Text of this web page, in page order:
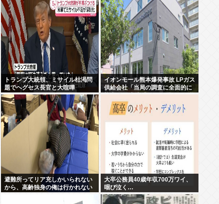
トランプ大統領、ミサイル枯渇問
題でヘグセス長官と大喧嘩
イオンモール熊本爆発事故 LPガス
供給会社「当局の調査に全面的に
協力」 経産省「LPガス爆発の可能
性が高いとする見解で一致」と発
表
避難所ってリア充しかいられない
から、高齢独身の俺は行かれない
大卒公務員40歳年収700万ワイ、
咽び泣く…